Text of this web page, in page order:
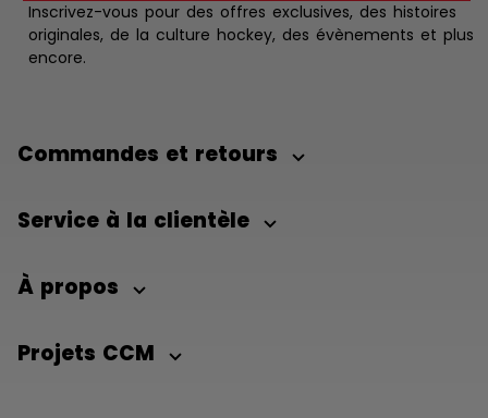
Inscrivez-vous pour des offres exclusives, des histoires
originales, de la culture hockey, des évènements et plus
encore.
Commandes et retours
Service à la clientèle
À propos
Projets CCM